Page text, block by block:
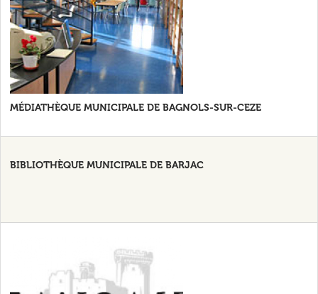
MÉDIATHÈQUE MUNICIPALE DE BAGNOLS-SUR-CEZE
BIBLIOTHÈQUE MUNICIPALE DE BARJAC